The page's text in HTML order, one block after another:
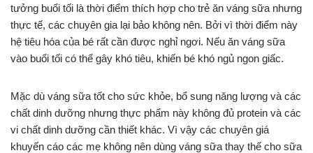
tưởng buổi tối là thời điểm thích hợp cho trẻ ăn váng sữa nhưng
thực tế, các chuyên gia lại bảo không nên. Bởi vì thời điểm này
hệ tiêu hóa của bé rất cần được nghỉ ngơi. Nếu ăn váng sữa
vào buổi tối có thể gây khó tiêu, khiến bé khó ngủ ngon giấc.
Mặc dù váng sữa tốt cho sức khỏe, bổ sung năng lượng và các
chất dinh dưỡng nhưng thực phẩm này không đủ protein và các
vi chất dinh dưỡng cần thiết khác. Vì vậy các chuyên giá
khuyến cáo các mẹ không nên dùng váng sữa thay thế cho sữa